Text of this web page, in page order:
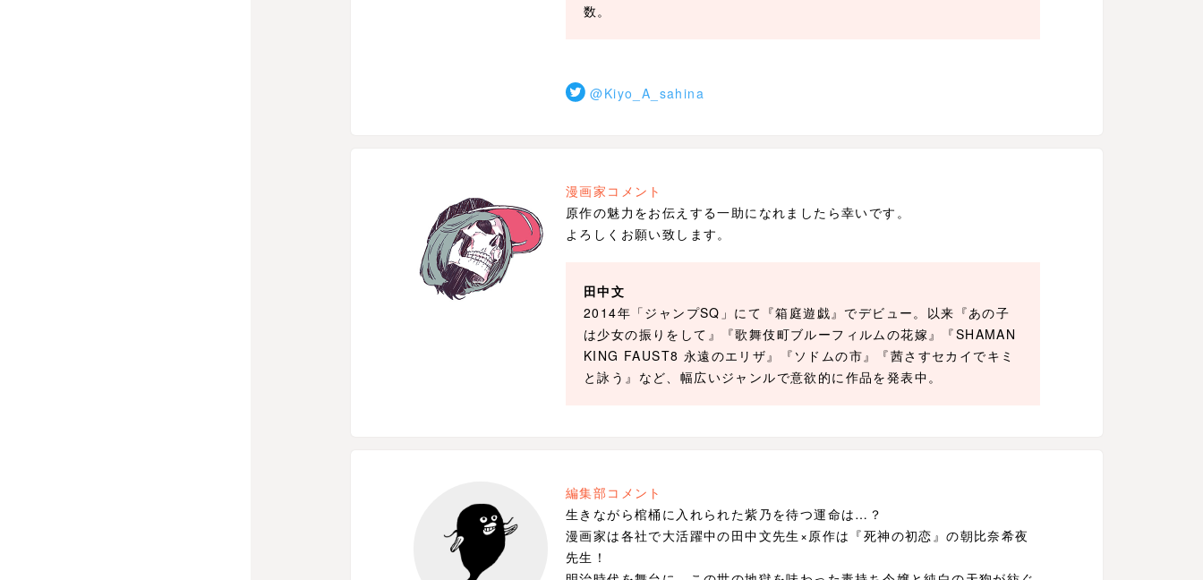
数。
@Kiyo_A_sahina
漫画家コメント
原作の魅力をお伝えする一助になれましたら幸いです。
よろしくお願い致します。
田中文
2014年「ジャンプSQ」にて『箱庭遊戯』でデビュー。以来『あの子
は少女の振りをして』『歌舞伎町ブルーフィルムの花嫁』『SHAMAN
KING FAUST8 永遠のエリザ』『ソドムの市』『茜さすセカイでキミ
と詠う』など、幅広いジャンルで意欲的に作品を発表中。
編集部コメント
生きながら棺桶に入れられた紫乃を待つ運命は…？
漫画家は各社で大活躍中の田中文先生×原作は『死神の初恋』の朝比奈希夜
先生！